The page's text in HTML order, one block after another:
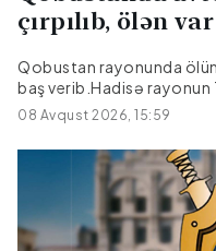
çırpılıb, ölən var
Qobustan rayonunda
baş verib.Hadisə
alınıb."Hyundai" markalı
işıq dirəyinə çırpılması
Əmralıyev hadisə yerində
08 Avqust 2026, 15:59